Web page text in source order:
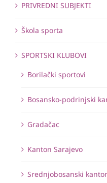
PRIVREDNI SUBJEKTI
Škola sporta
SPORTSKI KLUBOVI
Borilački sportovi
Bosansko-podrinjski
Gradačac
Kanton Sarajevo
Srednjobosanski